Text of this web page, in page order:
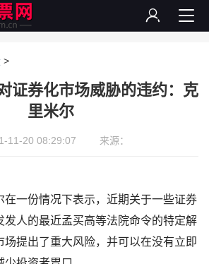
>
证券化市场威胁的违约：克
里米尔
11-20 08:29:07 来源：
在一份情况下表示，近期关于一些证券
发人的最近孟买高等法院命令的特定解
场提出了重大风险，并可以在没有立即